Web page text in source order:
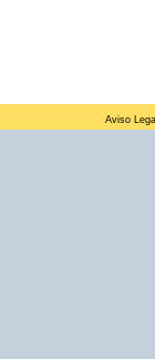
Aviso Legal